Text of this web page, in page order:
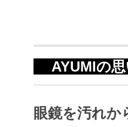
AYUMIの
眼鏡を汚れか